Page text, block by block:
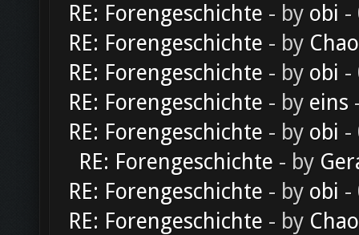
RE: Forengeschichte - by obi -
RE: Forengeschichte - by
RE: Forengeschichte - by obi -
RE: Forengeschichte - by eins
RE: Forengeschichte - by obi -
RE: Forengeschichte - by
RE: Forengeschichte - by obi -
RE: Forengeschichte - by